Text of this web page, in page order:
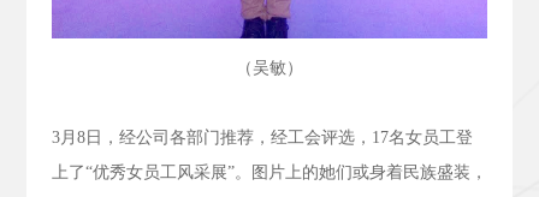
（吴敏）
3月 8日，经公司各部门推荐，经工会评选， 17名女员工登
上了“优秀女员工风采展”。图片上的她们或身着民族盛装，